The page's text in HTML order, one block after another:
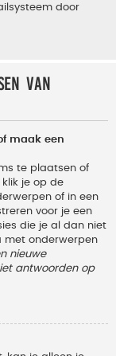
door
van
maak een
te plaatsen of
je op de
of in een
voor je een
die je al dan niet
met onderwerpen
nieuwe
antwoorden op